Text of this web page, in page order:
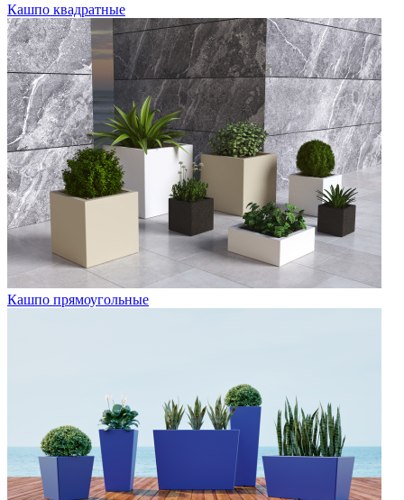
Кашпо квадратные
Кашпо прямоугольные